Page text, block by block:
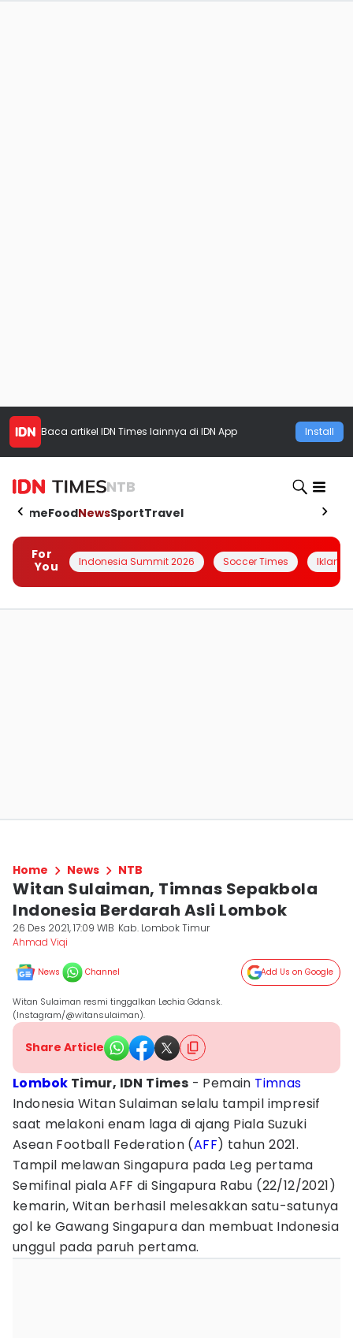
Baca artikel IDN Times lainnya di IDN App Install
NTB
HomeFoodNewsSportTravel
For
You
Indonesia Summit 2026 Soccer Times Iklanin
Home News NTB
Witan Sulaiman, Timnas Sepakbola
Indonesia Berdarah Asli Lombok
26 Des 2021, 17:09 WIB Kab. Lombok Timur
Ahmad Viqi
News Channel Add Us on Google
Witan Sulaiman resmi tinggalkan Lechia Gdansk.
(Instagram/@witansulaiman).
Share Article
Lombok Timur, IDN Times - Pemain Timnas
Indonesia Witan Sulaiman selalu tampil impresif
saat melakoni enam laga di ajang Piala Suzuki
Asean Football Federation (AFF) tahun 2021.
Tampil melawan Singapura pada Leg pertama
Semifinal piala AFF di Singapura Rabu (22/12/2021)
kemarin, Witan berhasil melesakkan satu-satunya
gol ke Gawang Singapura dan membuat Indonesia
unggul pada paruh pertama.